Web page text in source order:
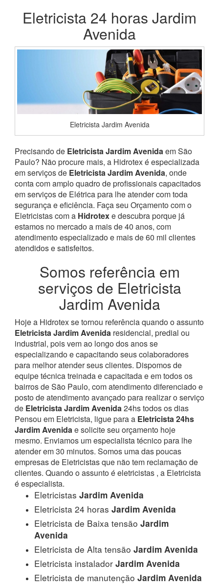
Eletricista 24 horas Jardim
Avenida
Eletricista Jardim Avenida
Precisando de Eletricista Jardim Avenidaem São
Paulo? Não procure mais, a Hidrotex é especializada
em serviços de Eletricista Jardim Avenida, onde
conta com amplo quadro de profissionais capacitados
em serviços de Elétrica para lhe atender com toda
segurança e eficiência. Faça seu Orçamento com o
Eletricistas com a Hidrotexe descubra porque já
estamos no mercado a mais de 40 anos, com
atendimento especializado e mais de 60 mil clientes
atendidos e satisfeitos.
Somos referência em
serviços de Eletricista
Jardim Avenida
Hoje a Hidrotex se tornou referência quando o assunto
Eletricista Jardim Avenida residencial, predial ou
industrial, pois vem ao longo dos anos se
especializando e capacitando seus colaboradores
para melhor atender seus clientes. Dispomos de
equipe técnica treinada e capacitada e em todos os
bairros de São Paulo, com atendimento diferenciado e
posto de atendimento avançado para realizar o serviço
de Eletricista Jardim Avenida24hs todos os dias
Pensou em Eletricista, ligue para a Eletricista 24hs
Jardim Avenidae solicite seu orçamento hoje
mesmo. Enviamos um especialista técnico para lhe
atender em 30 minutos. Somos uma das poucas
empresas de Eletricistas que não tem reclamação de
clientes. Quando o assunto é eletricistas , a Eletricista
é especialista.
Eletricistas Jardim Avenida
Eletricista 24 horas Jardim Avenida
Eletricista de Baixa tensão Jardim
Avenida
Eletricista de Alta tensão Jardim Avenida
Eletricista instalador Jardim Avenida
Eletricista de manutenção Jardim Avenida